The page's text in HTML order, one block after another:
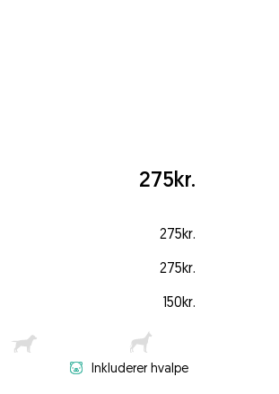
275kr.
275kr.
275kr.
150kr.
Inkluderer hvalpe